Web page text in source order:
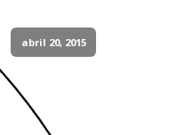
abril 20, 2015